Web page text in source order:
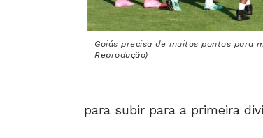
Goiás precisa de muitos pontos para
Reprodução)
para subir para a primeira